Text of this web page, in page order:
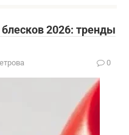
2026: тренды
0